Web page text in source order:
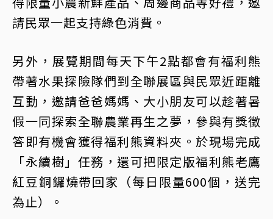
請民眾一起支持綠色消費。
另外，展覽期間每天下午2點都會有福利熊
帶著水果探險隊們到全聯展區與民眾近距離
互動，邀請爸爸媽媽、大小朋友可以趁著暑
假一同探索全聯農業再生之夢，參與有獎徵
答即有機會獲得福利熊資料夾。於現場完成
「永續樹」任務，還可把限定版福利熊老鷹
紅豆銅鑼燒帶回家（每日限量600個，送完
為止）。